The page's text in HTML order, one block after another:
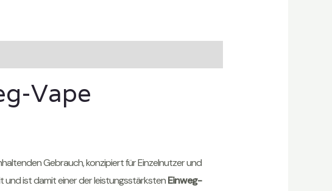
Vape
Gebrauch, konzipiert für Einzelnutzer und
und ist damit einer der leistungsstärkstenEinweg-